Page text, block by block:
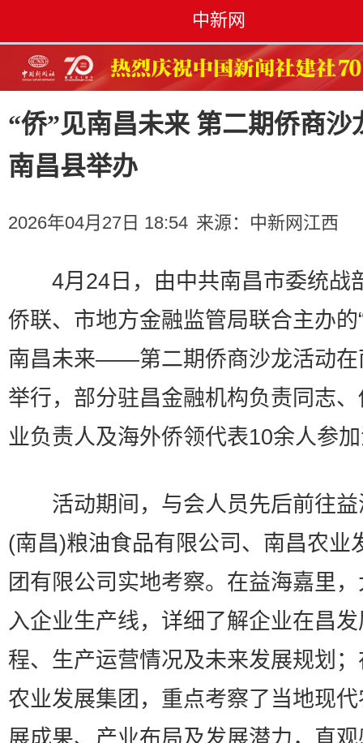
中新网
“侨”见南昌未来 第二期侨商沙
南昌县举办
2026年04月27日 18:54 来源： 中新网江西
4月24日，由中共南昌市委统战
侨联、市地方金融监管局联合主办的
南昌未来——第二期侨商沙龙活动在
举行，部分驻昌金融机构负责同志
业负责人及海外侨领代表10余人参
活动期间，与会人员先后前往益
(南昌)粮油食品有限公司、南昌农业
团有限公司实地考察。在益海嘉里
入企业生产线，详细了解企业在昌
程、生产运营情况及未来发展规划
农业发展集团，重点考察了当地现